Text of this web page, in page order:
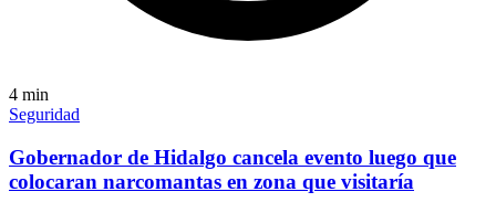
4 min
Seguridad
Gobernador de Hidalgo cancela evento luego que
colocaran narcomantas en zona que visitaría